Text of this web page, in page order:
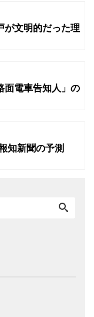
が文明的だった理
面電車告知人」の
知新聞の予測